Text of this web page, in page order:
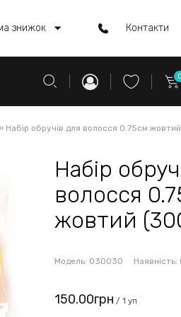
знижок Контакти
0
Набір обручів для волосся 0.75см
Набір
волосся
жовтий
Модель: 030030 Наявність:
150.00грн / 1 уп